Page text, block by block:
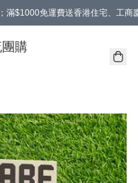
滿$1000免運費送香港住宅、工商
購